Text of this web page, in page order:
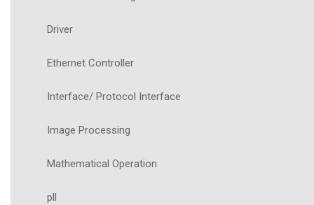
Driver
Ethernet Controller
Interface/ Protocol Interface
Image Processing
Mathematical Operation
pll